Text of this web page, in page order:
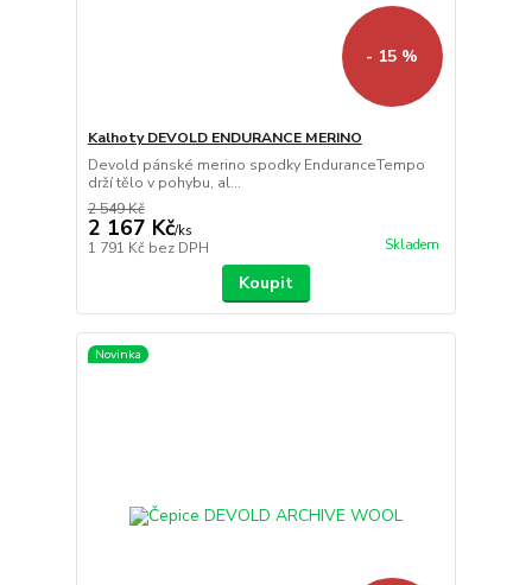
- 15 %
Kalhoty DEVOLD ENDURANCE MERINO
Devold pánské merino spodky EnduranceTempo
drží tělo v pohybu, al...
2 549 Kč
2 167 Kč/ks
1 791 Kč bez DPH Skladem
Koupit
Novinka